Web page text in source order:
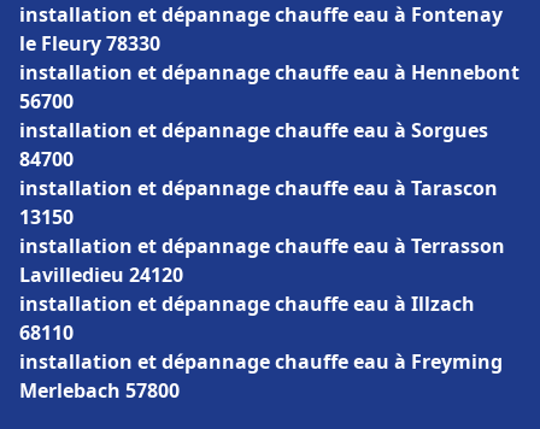
installation et dépannage chauffe eau à Fontenay
le Fleury 78330
installation et dépannage chauffe eau à Hennebont
56700
installation et dépannage chauffe eau à Sorgues
84700
installation et dépannage chauffe eau à Tarascon
13150
installation et dépannage chauffe eau à Terrasson
Lavilledieu 24120
installation et dépannage chauffe eau à Illzach
68110
installation et dépannage chauffe eau à Freyming
Merlebach 57800